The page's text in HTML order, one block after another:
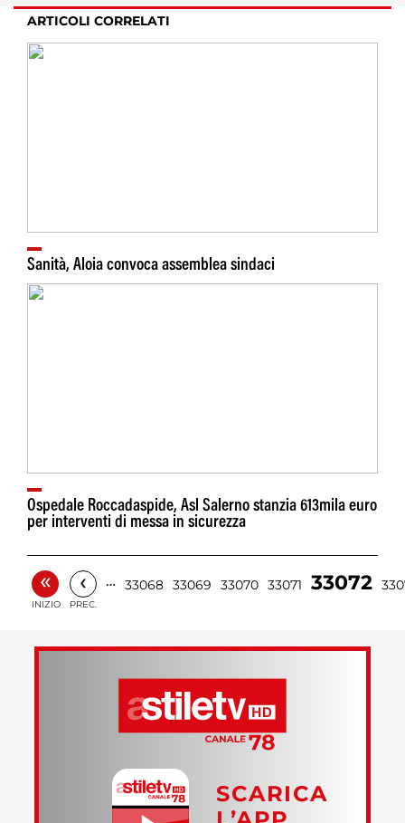
ARTICOLI CORRELATI
Sanità, Aloia convoca assemblea sindaci
Ospedale Roccadaspide, Asl Salerno stanzia 613mila euro
per interventi di messa in sicurezza
«
INIZIO
‹
PREC.
… 33068 33069 33070 33071 33072
SCARICA